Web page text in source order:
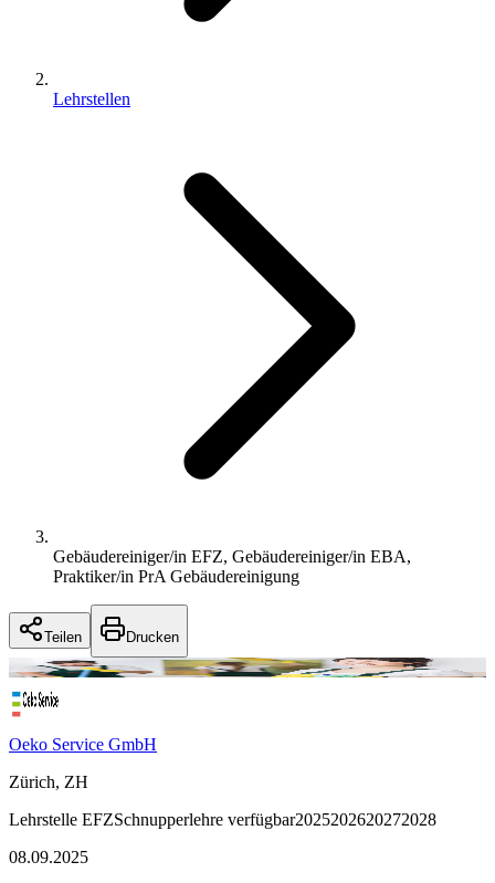
Lehrstellen
Gebäudereiniger/in EFZ, Gebäudereiniger/in EBA,
Praktiker/in PrA Gebäudereinigung
Teilen Drucken
Oeko Service GmbH
Zürich, ZH
Lehrstelle EFZSchnupperlehre verfügbar2025202620272028
08.09.2025